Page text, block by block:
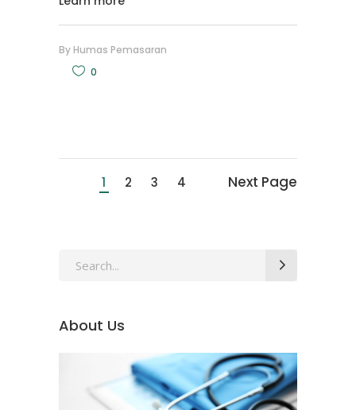
By Humas Pemasaran
0
1 2 3 4 Next Page
Search
About Us